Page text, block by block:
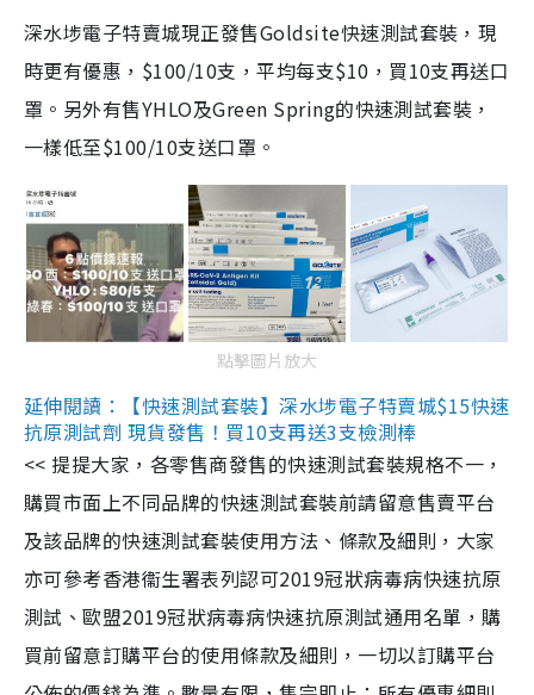
深水埗電子特賣城現正發售Goldsite快速測試套裝，現
時更有優惠，$100/10支，平均每支$10，買10支再送口
罩。另外有售YHLO及Green Spring的快速測試套裝，
一樣低至$100/10支送口罩。
點擊圖片放大
延伸閱讀：【快速測試套裝】深水埗電子特賣城$15快速
抗原測試劑 現貨發售！買10支再送3支檢測棒
<< 提提大家，各零售商發售的快速測試套裝規格不一，
購買市面上不同品牌的快速測試套裝前請留意售賣平台
及該品牌的快速測試套裝使用方法、條款及細則，大家
亦可參考香港衞生署表列認可2019冠狀病毒病快速抗原
測試、歐盟2019冠狀病毒病快速抗原測試通用名單，購
買前留意訂購平台的使用條款及細則，一切以訂購平台